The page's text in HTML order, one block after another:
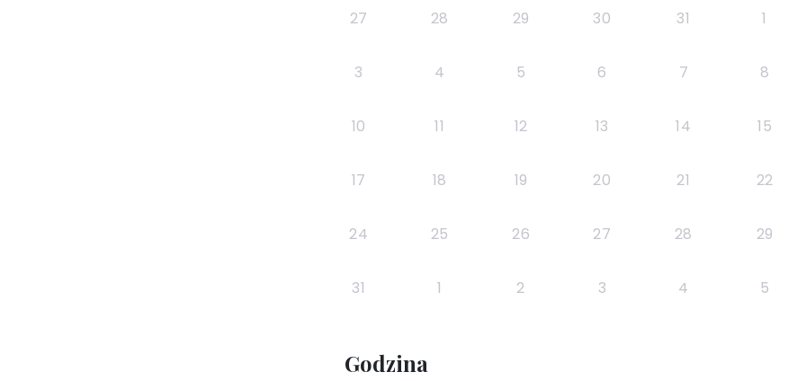
27 28 29 30 31 1
3 4 5 6 7 8
10 11 12 13 14 15
17 18 19 20 21 22
24 25 26 27 28 29
31 1 2 3 4 5
Godzina